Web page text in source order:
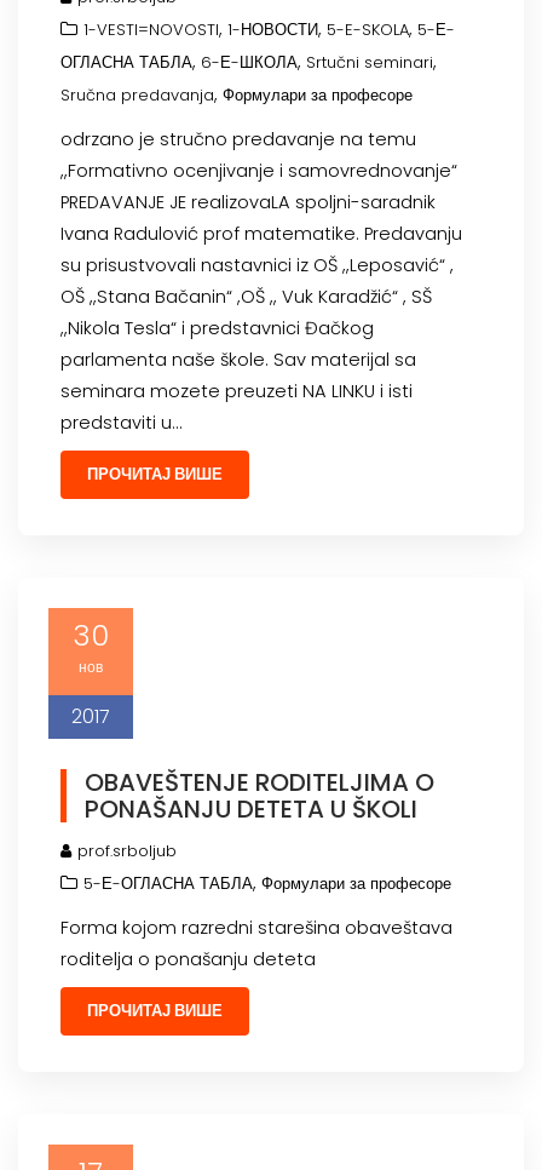
1-VESTI=NOVOSTI, 1-НОВОСТИ, 5-E-SKOLA, 5-Е-
ОГЛАСНА ТАБЛА, 6-Е-ШКОЛА, Srtučni seminari,
Sručna predavanja, Формулари за професоре
odrzano je stručno predavanje na temu
,,Formativno ocenjivanje i samovrednovanje“
PREDAVANJE JE realizovaLA spoljni-saradnik
Ivana Radulović prof matematike. Predavanju
su prisustvovali nastavnici iz OŠ ,,Leposavić“ ,
OŠ ,,Stana Bačanin“ ,OŠ ,, Vuk Karadžić“ , SŠ
,,Nikola Tesla“ i predstavnici Đačkog
parlamenta naše škole. Sav materijal sa
seminara mozete preuzeti NA LINKU i isti
predstaviti u…
ПРОЧИТАЈ ВИШЕ
30
нов
2017
OBAVEŠTENJE RODITELJIMA O
PONAŠANJU DETETA U ŠKOLI
prof.srboljub
5-Е-ОГЛАСНА ТАБЛА, Формулари за професоре
Forma kojom razredni starešina obaveštava
roditelja o ponašanju deteta
ПРОЧИТАЈ ВИШЕ